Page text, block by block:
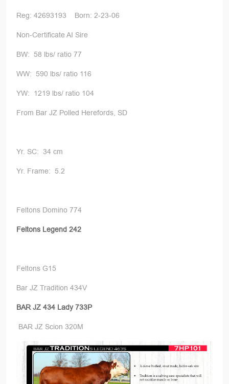
Reg: 42693193 Born: 2-23-06
Non-Certificate AI Sire
BW: 58 lbs/ ratio 77
WW: 590 lbs/ ratio 116
YW: 1219 lbs/ ratio 104
From Bar JZ Polled Herefords, SD
Yr. SC: 34 cm
Yr. Frame: 5.2
Feltons Domino 774
Feltons Legend 242
Feltons G15
Bar JZ Tradition 434V
BAR JZ 434 Lady 733P
BAR JZ Scion 320M